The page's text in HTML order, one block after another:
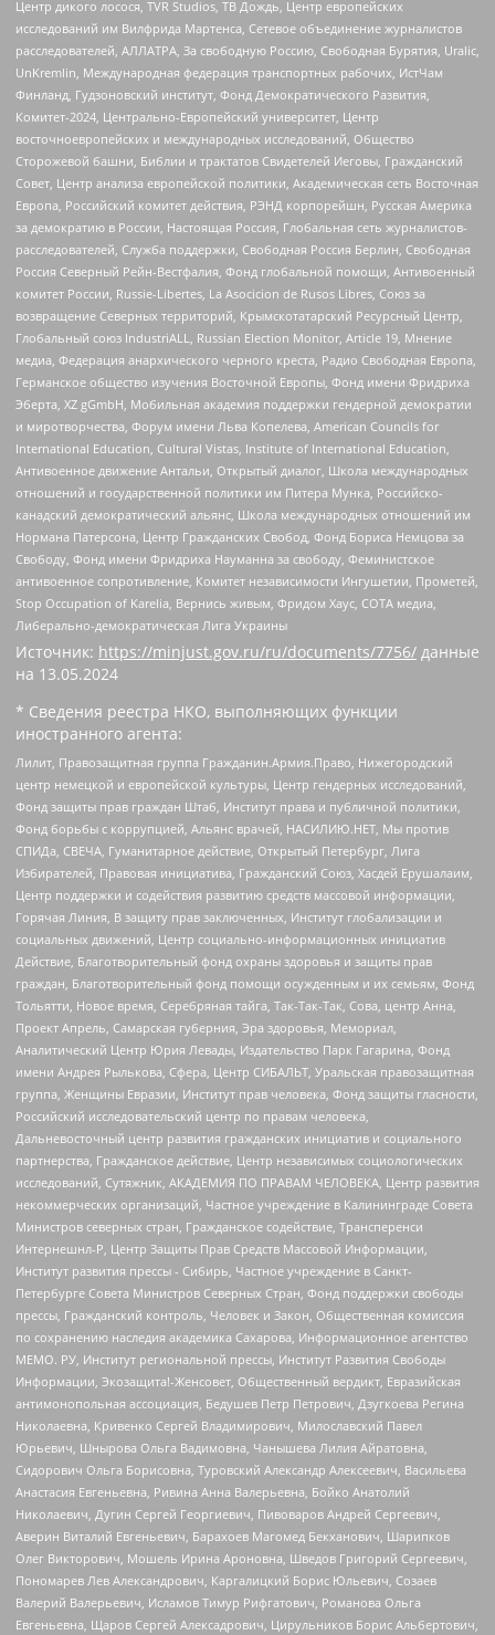
Центр дикого лосося, TVR Studios, ТВ Дождь, Центр европейских
исследований им Вилфрида Мартенса, Сетевое объединение журналистов
расследователей, АЛЛАТРА, За свободную Россию, Свободная Бурятия, Uralic,
UnKremlin, Международная федерация транспортных рабочих, ИстЧам
Финланд, Гудзоновский институт, Фонд Демократического Развития,
Комитет-2024, Центрально-Европейский университет, Центр
восточноевропейских и международных исследований, Общество
Сторожевой башни, Библии и трактатов Свидетелей Иеговы, Гражданский
Совет, Центр анализа европейской политики, Академическая сеть Восточная
Европа, Российский комитет действия, РЭНД корпорейшн, Русская Америка
за демократию в России, Настоящая Россия, Глобальная сеть журналистов-
расследователей, Служба поддержки, Свободная Россия Берлин, Свободная
Россия Северный Рейн-Вестфалия, Фонд глобальной помощи, Антивоенный
комитет России, Russie-Libertes, La Asocicion de Rusos Libres, Союз за
возвращение Северных территорий, Крымскотатарский Ресурсный Центр,
Глобальный союз IndustriALL, Russian Election Monitor, Article 19, Мнение
медиа, Федерация анархического черного креста, Радио Свободная Европа,
Германское общество изучения Восточной Европы, Фонд имени Фридриха
Эберта, XZ gGmbH, Мобильная академия поддержки гендерной демократии
и миротворчества, Форум имени Льва Копелева, American Councils for
International Education, Cultural Vistas, Institute of International Education,
Антивоенное движение Антальи, Открытый диалог, Школа международных
отношений и государственной политики им Питера Мунка, Российско-
канадский демократический альянс, Школа международных отношений им
Нормана Патерсона, Центр Гражданских Свобод, Фонд Бориса Немцова за
Свободу, Фонд имени Фридриха Науманна за свободу, Феминистское
антивоенное сопротивление, Комитет независимости Ингушетии, Прометей,
Stop Occupation of Karelia, Вернись живым, Фридом Хаус, СОТА медиа,
Либерально-демократическая Лига Украины
Источник: https://minjust.gov.ru/ru/documents/7756/ данные
на 13.05.2024
* Сведения реестра НКО, выполняющих функции
иностранного агента:
Лилит, Правозащитная группа Гражданин.Армия.Право, Нижегородский
центр немецкой и европейской культуры, Центр гендерных исследований,
Фонд защиты прав граждан Штаб, Институт права и публичной политики,
Фонд борьбы с коррупцией, Альянс врачей, НАСИЛИЮ.НЕТ, Мы против
СПИДа, СВЕЧА, Гуманитарное действие, Открытый Петербург, Лига
Избирателей, Правовая инициатива, Гражданский Союз, Хасдей Ерушалаим,
Центр поддержки и содействия развитию средств массовой информации,
Горячая Линия, В защиту прав заключенных, Институт глобализации и
социальных движений, Центр социально-информационных инициатив
Действие, Благотворительный фонд охраны здоровья и защиты прав
граждан, Благотворительный фонд помощи осужденным и их семьям, Фонд
Тольятти, Новое время, Серебряная тайга, Так-Так-Так, Сова, центр Анна,
Проект Апрель, Самарская губерния, Эра здоровья, Мемориал,
Аналитический Центр Юрия Левады, Издательство Парк Гагарина, Фонд
имени Андрея Рылькова, Сфера, Центр СИБАЛЬТ, Уральская правозащитная
группа, Женщины Евразии, Институт прав человека, Фонд защиты гласности,
Российский исследовательский центр по правам человека,
Дальневосточный центр развития гражданских инициатив и социального
партнерства, Гражданское действие, Центр независимых социологических
исследований, Сутяжник, АКАДЕМИЯ ПО ПРАВАМ ЧЕЛОВЕКА, Центр развития
некоммерческих организаций, Частное учреждение в Калининграде Совета
Министров северных стран, Гражданское содействие, Трансперенси
Интернешнл-Р, Центр Защиты Прав Средств Массовой Информации,
Институт развития прессы - Сибирь, Частное учреждение в Санкт-
Петербурге Совета Министров Северных Стран, Фонд поддержки свободы
прессы, Гражданский контроль, Человек и Закон, Общественная комиссия
по сохранению наследия академика Сахарова, Информационное агентство
МЕМО. РУ, Институт региональной прессы, Институт Развития Свободы
Информации, Экозащита!-Женсовет, Общественный вердикт, Евразийская
антимонопольная ассоциация, Бедушев Петр Петрович, Дзугкоева Регина
Николаевна, Кривенко Сергей Владимирович, Милославский Павел
Юрьевич, Шнырова Ольга Вадимовна, Чанышева Лилия Айратовна,
Сидорович Ольга Борисовна, Туровский Александр Алексеевич, Васильева
Анастасия Евгеньевна, Ривина Анна Валерьевна, Бойко Анатолий
Николаевич, Дугин Сергей Георгиевич, Пивоваров Андрей Сергеевич,
Аверин Виталий Евгеньевич, Барахоев Магомед Бекханович, Шарипков
Олег Викторович, Мошель Ирина Ароновна, Шведов Григорий Сергеевич,
Пономарев Лев Александрович, Каргалицкий Борис Юльевич, Созаев
Валерий Валерьевич, Исламов Тимур Рифгатович, Романова Ольга
Евгеньевна, Щаров Сергей Алексадрович, Цирульников Борис Альбертович,